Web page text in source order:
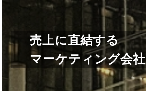
売上に直結する
マーケティング会社